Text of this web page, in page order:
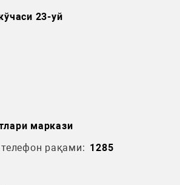
23-уй
маркази
рақами: 1285